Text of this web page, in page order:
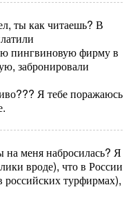
ты как читаешь? В
пингвиновую фирму в
забронировали
Я тебе поражаюсь
на меня набросилась? Я
вроде), что в России
российских турфирмах),